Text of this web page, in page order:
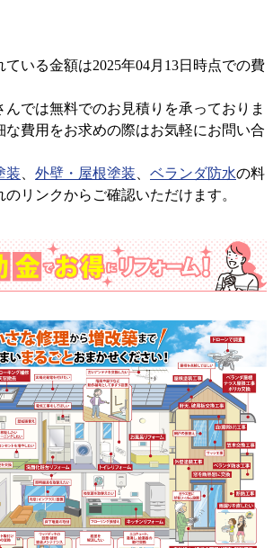
いる金額は2025年04月13日時点での費
では無料でのお見積りを承っておりま
な費用をお求めの際はお気軽にお問い合
装 外壁・屋根塗装 ベランダ防水の料
リンクからご確認いただけます。